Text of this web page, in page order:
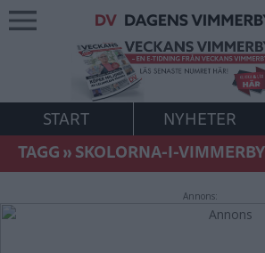
START NYHETER
TAGG»SKOLORNA-I-VIMMERBY
Annons: